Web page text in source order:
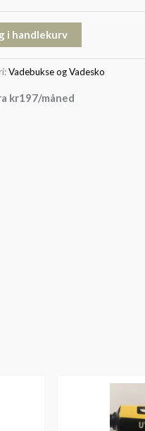
i handlekurv
Vadebukse og Vadesko
kr197/måned